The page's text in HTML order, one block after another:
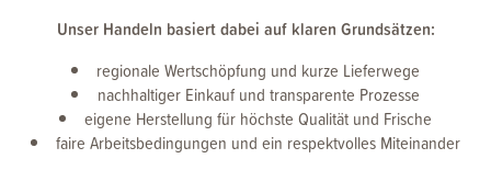
Unser Handeln basiert dabei auf klaren Grundsätzen:
regionale Wertschöpfung und kurze Lieferwege
nachhaltiger Einkauf und transparente Prozesse
eigene Herstellung für höchste Qualität und Frische
faire Arbeitsbedingungen und ein respektvolles Miteinander